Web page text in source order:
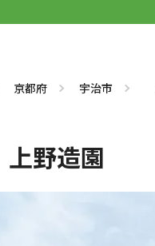
京都府 宇治市
上野造園